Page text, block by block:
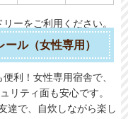
ーをご利用ください。
ール（女性専用）
利！女性専用宿舎で、
リティ面も安心です。
達で、自炊しながら楽し